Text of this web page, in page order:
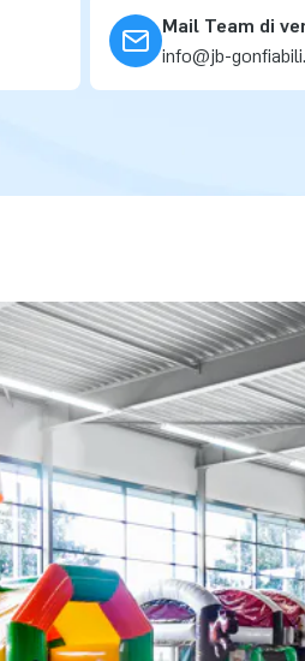
Mail Team di
info@jb-